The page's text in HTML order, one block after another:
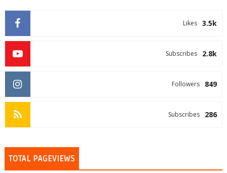
3.5k
Likes
2.8k
Subscribes
849
Followers
286
Subscribes
TOTAL PAGEVIEWS